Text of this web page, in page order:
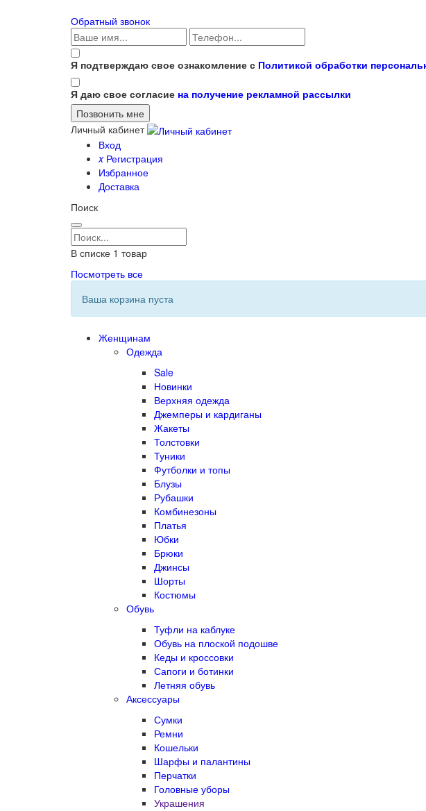
Обратный звонок
Я подтверждаю свое ознакомление с Политикой обработки
Я даю свое согласие на получение рекламной рассылки
Личный кабинет
Вход
xРегистрация
Избранное
Доставка
Поиск
В списке 1 товар
Посмотреть все
Ваша корзина пуста
Женщинам
Одежда
Sale
Новинки
Верхняя одежда
Джемперы и кардиганы
Жакеты
Толстовки
Туники
Футболки и топы
Блузы
Рубашки
Комбинезоны
Платья
Юбки
Брюки
Джинсы
Шорты
Костюмы
Обувь
Туфли на каблуке
Обувь на плоской подошве
Кеды и кроссовки
Сапоги и ботинки
Летняя обувь
Аксессуары
Сумки
Ремни
Кошельки
Шарфы и палантины
Перчатки
Головные уборы
Украшения